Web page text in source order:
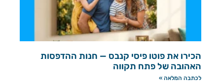
הכירו את פוטו פיסי קנבס — חנות ההדפסות
האהובה של פתח תקווה
לכתבה המלאה »